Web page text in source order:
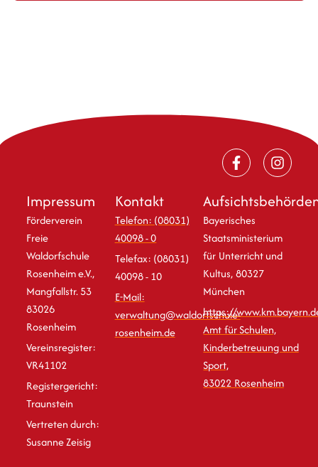
Impressum
Förderverein
Freie
Waldorfschule
Rosenheim e.V.,
Mangfallstr. 53
83026
Rosenheim
Vereinsregister:
VR41102
Registergericht:
Traunstein
Vertreten durch:
Susanne Zeisig
Kontakt
Telefon: (08031)
40098 - 0
Telefax: (08031)
40098 - 10
E-Mail:
verwaltung@waldorfschule-
rosenheim.de
Bayerisches
Staatsministerium
für Unterricht und
Kultus, 80327
München
https://
Amt für Schulen,
Kinderbetreuung und
Sport,
83022 Rosenheim